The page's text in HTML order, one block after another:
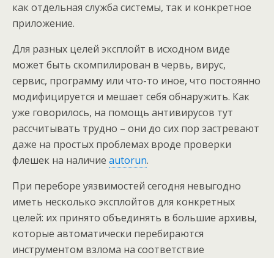
как отдельная служба системы, так и конкретное
приложение.
Для разных целей эксплойт в исходном виде
может быть скомпилирован в червь, вирус,
сервис, программу или что-то иное, что постоянно
модифицируется и мешает себя обнаружить. Как
уже говорилось, на помощь антивирусов тут
рассчитывать трудно – они до сих пор застревают
даже на простых проблемах вроде проверки
флешек на наличие autorun.
При переборе уязвимостей сегодня невыгодно
иметь несколько эксплойтов для конкретных
целей: их принято объединять в большие архивы,
которые автоматически перебираются
инструментом взлома на соответствие